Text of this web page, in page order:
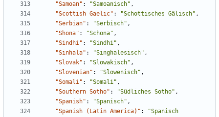
"Samoan" : "Samoanisch" ,
"Scottish Gaelic" : "Schottisches Gälisch" ,
"Serbian" : "Serbisch" ,
"Shona" : "Schona" ,
"Sindhi" : "Sindhi" ,
"Sinhala" : "Singhalesisch" ,
"Slovak" : "Slowakisch" ,
"Slovenian" : "Slowenisch" ,
"Somali" : "Somali" ,
"Southern Sotho" : "Südliches Sotho" ,
"Spanish" : "Spanisch" ,
"Spanish (Latin America)" :
"Spanisch